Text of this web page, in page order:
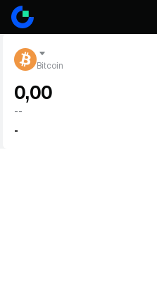
Bitcoin
0,00
--
-